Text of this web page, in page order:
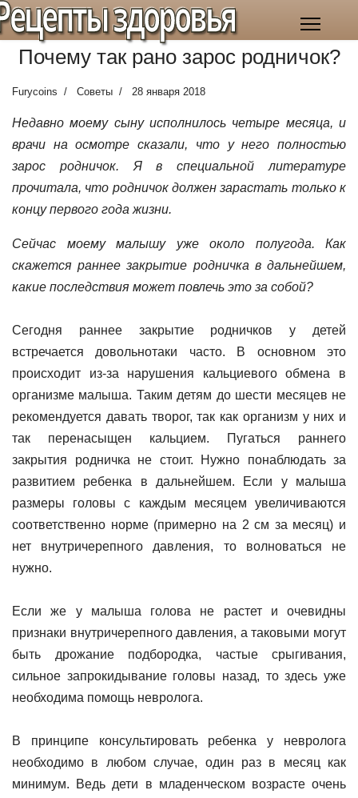
здоровья
Почему так рано зарос родничок?
Furycoins Советы 28 января 2018
Недавно моему сыну исполнилось четыре месяца, и
врачи на осмотре сказали, что у него полностью
зарос родничок. Я в специальной литературе
прочитала, что родничок должен зарастать только к
концу первого года жизни.
Сейчас моему малышу уже около полугода. Как
скажется раннее закрытие родничка в дальнейшем,
какие последствия может повлечь это за собой?
Сегодня раннее закрытие родничков у детей
встречается довольнотаки часто. В основном это
происходит из-за нарушения кальциевого обмена в
организме малыша. Таким детям до шести месяцев не
рекомендуется давать творог, так как организм у них и
так перенасыщен кальцием. Пугаться раннего
закрытия родничка не стоит. Нужно понаблюдать за
развитием ребенка в дальнейшем. Если у малыша
размеры головы с каждым месяцем увеличиваются
соответственно норме (примерно на 2 см за месяц) и
нет внутричерепного давления, то волноваться не
нужно.
Если же у малыша голова не растет и очевидны
признаки внутричерепного давления, а таковыми могут
быть дрожание подбородка, частые срыгивания,
сильное запрокидывание головы назад, то здесь уже
необходима помощь невролога.
В принципе консультировать ребенка у невролога
необходимо в любом случае, один раз в месяц как
минимум. Ведь дети в младенческом возрасте очень